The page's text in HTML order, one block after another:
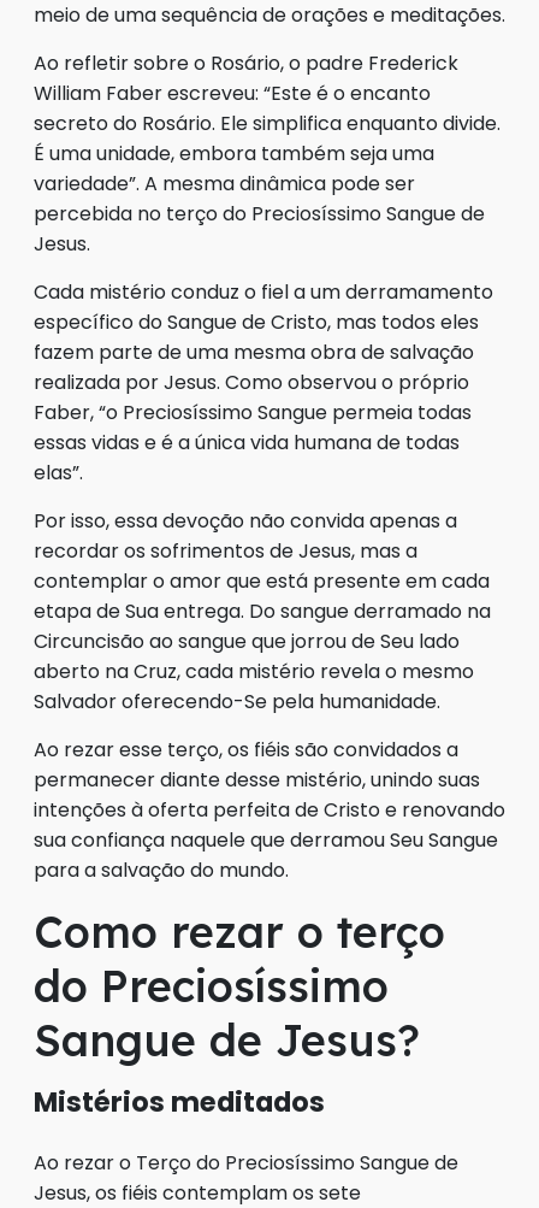
meio de uma sequência de orações e meditações.
Ao refletir sobre o Rosário, o padre Frederick
William Faber escreveu: “Este é o encanto
secreto do Rosário. Ele simplifica enquanto divide.
É uma unidade, embora também seja uma
variedade”. A mesma dinâmica pode ser
percebida no terço do Preciosíssimo Sangue de
Jesus.
Cada mistério conduz o fiel a um derramamento
específico do Sangue de Cristo, mas todos eles
fazem parte de uma mesma obra de salvação
realizada por Jesus. Como observou o próprio
Faber, “o Preciosíssimo Sangue permeia todas
essas vidas e é a única vida humana de todas
elas”.
Por isso, essa devoção não convida apenas a
recordar os sofrimentos de Jesus, mas a
contemplar o amor que está presente em cada
etapa de Sua entrega. Do sangue derramado na
Circuncisão ao sangue que jorrou de Seu lado
aberto na Cruz, cada mistério revela o mesmo
Salvador oferecendo-Se pela humanidade.
Ao rezar esse terço, os fiéis são convidados a
permanecer diante desse mistério, unindo suas
intenções à oferta perfeita de Cristo e renovando
sua confiança naquele que derramou Seu Sangue
para a salvação do mundo.
Como rezar o terço
do Preciosíssimo
Sangue de Jesus?
Mistérios meditados
Ao rezar o Terço do Preciosíssimo Sangue de
Jesus, os fiéis contemplam os sete